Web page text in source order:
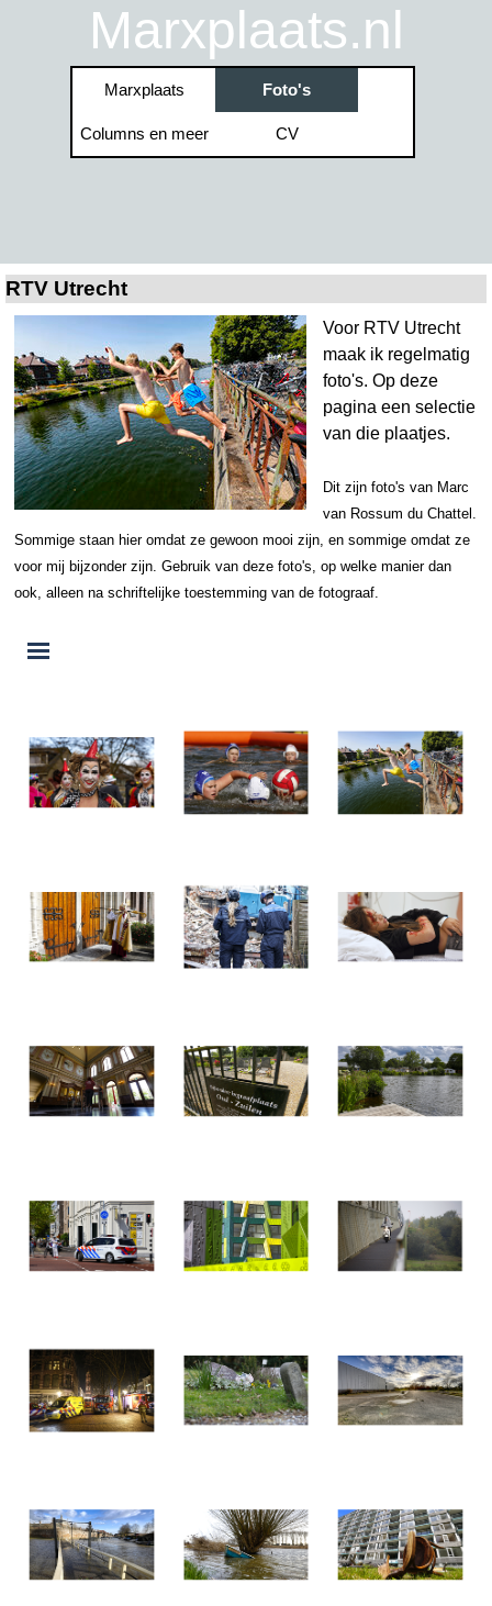
Ga naar de inhoudMarxplaats.nl
Marxplaats Foto's
Columns en meer ▼
CV
RTV Utrecht
Voor RTV Utrecht
maak ik regelmatig
foto's. Op deze
pagina een selectie
van die plaatjes.
Dit zijn foto's van Marc
van Rossum du Chattel.
Sommige staan hier omdat ze gewoon mooi zijn, en sommige omdat ze
voor mij bijzonder zijn. Gebruik van deze foto's, op welke manier dan
ook, alleen na schriftelijke toestemming van de fotograaf.